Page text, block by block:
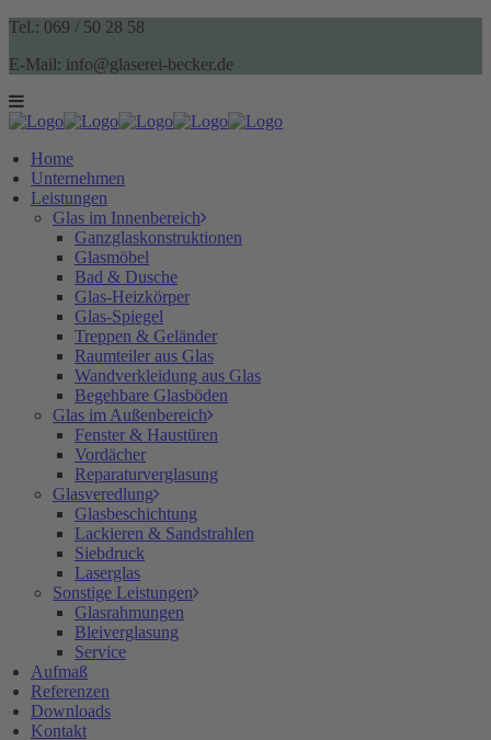
Tel.: 069 / 50 28 58
E-Mail: info@glaserei-becker.de
Home
Unternehmen
Leistungen
Glas im Innenbereich
Ganzglaskonstruktionen
Glasmöbel
Bad & Dusche
Glas-Heizkörper
Glas-Spiegel
Treppen & Geländer
Raumteiler aus Glas
Wandverkleidung aus Glas
Begehbare Glasböden
Glas im Außenbereich
Fenster & Haustüren
Vordächer
Reparaturverglasung
Glasveredlung
Glasbeschichtung
Lackieren & Sandstrahlen
Siebdruck
Laserglas
Sonstige Leistungen
Glasrahmungen
Bleiverglasung
Service
Aufmaß
Referenzen
Downloads
Kontakt